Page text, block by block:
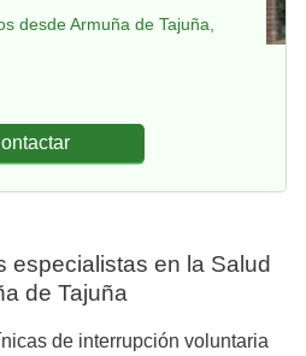
desde Armuña de Tajuña,
especialistas en la Salud
de Tajuña
de interrupción voluntaria